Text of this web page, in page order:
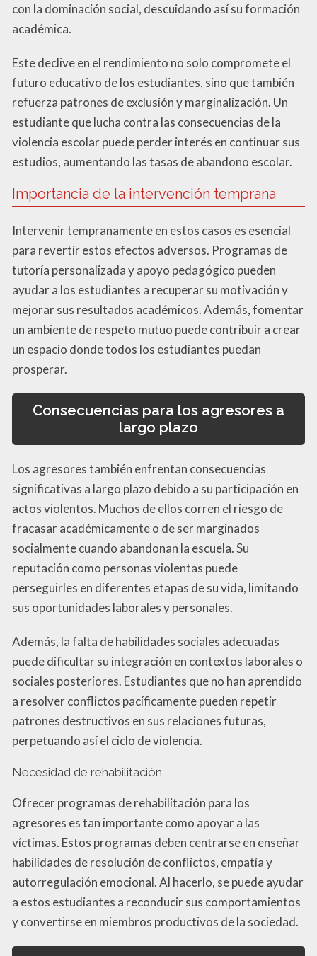
con la dominación social, descuidando así su formación
académica.
Este declive en el rendimiento no solo compromete el
futuro educativo de los estudiantes, sino que también
refuerza patrones de exclusión y marginalización. Un
estudiante que lucha contra las consecuencias de la
violencia escolar puede perder interés en continuar sus
estudios, aumentando las tasas de abandono escolar.
Importancia de la intervención temprana
Intervenir tempranamente en estos casos es esencial
para revertir estos efectos adversos. Programas de
tutoría personalizada y apoyo pedagógico pueden
ayudar a los estudiantes a recuperar su motivación y
mejorar sus resultados académicos. Además, fomentar
un ambiente de respeto mutuo puede contribuir a crear
un espacio donde todos los estudiantes puedan
prosperar.
Consecuencias para los agresores a
largo plazo
Los agresores también enfrentan consecuencias
significativas a largo plazo debido a su participación en
actos violentos. Muchos de ellos corren el riesgo de
fracasar académicamente o de ser marginados
socialmente cuando abandonan la escuela. Su
reputación como personas violentas puede
perseguirles en diferentes etapas de su vida, limitando
sus oportunidades laborales y personales.
Además, la falta de habilidades sociales adecuadas
puede dificultar su integración en contextos laborales o
sociales posteriores. Estudiantes que no han aprendido
a resolver conflictos pacíficamente pueden repetir
patrones destructivos en sus relaciones futuras,
perpetuando así el ciclo de violencia.
Necesidad de rehabilitación
Ofrecer programas de rehabilitación para los
agresores es tan importante como apoyar a las
víctimas. Estos programas deben centrarse en enseñar
habilidades de resolución de conflictos, empatía y
autorregulación emocional. Al hacerlo, se puede ayudar
a estos estudiantes a reconducir sus comportamientos
y convertirse en miembros productivos de la sociedad.